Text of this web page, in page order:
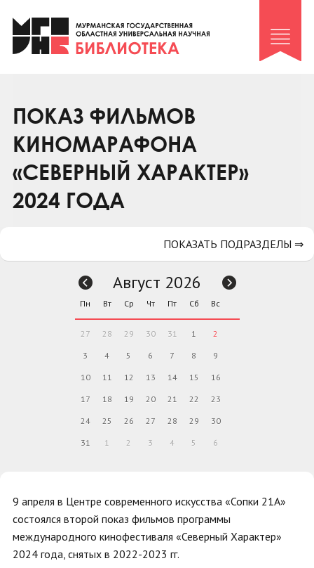
Клуб «Гиря и сельдерей»
Клуб «Семейный архив»
Коллегам
Контакты
ПОКАЗ ФИЛЬМОВ
КИНОМАРАФОНА
«СЕВЕРНЫЙ ХАРАКТЕР»
2024 ГОДА
9 апреля в Центре современного искусства «Сопки 21А»
состоялся второй показ фильмов программы
международного кинофестиваля «Северный Характер»
2024 года, снятых в 2022-2023 гг.
ПОКАЗАТЬ ПОДРАЗДЕЛЫ ⇒
Август 2026
Пн Вт Ср Чт Пт Сб Вс
27 28 29 30 31 1 2
3 4 5 6 7 8 9
10 11 12 13 14 15 16
17 18 19 20 21 22 23
24 25 26 27 28 29 30
31 1 2 3 4 5 6